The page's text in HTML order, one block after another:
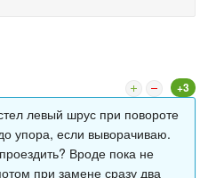
+3
левый шрус при повороте
упора, если выворачиваю.
Вроде пока не
при замене сразу два